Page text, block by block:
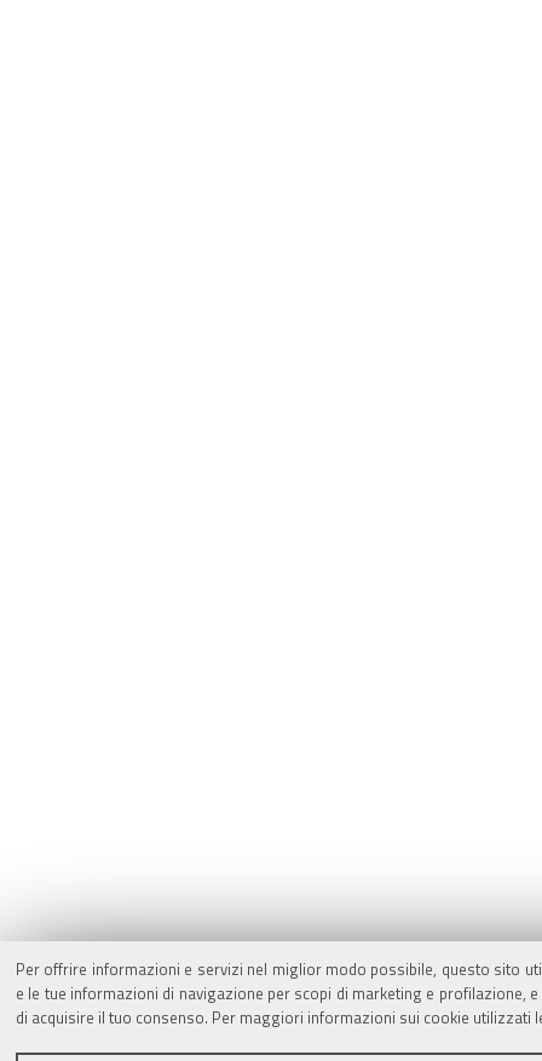
Per offrire informazioni e servizi nel miglior modo possibile, questo sito
e le tue informazioni di navigazione per scopi di marketing e
di acquisire il tuo consenso. Per maggiori informazioni sui cookie utilizzati